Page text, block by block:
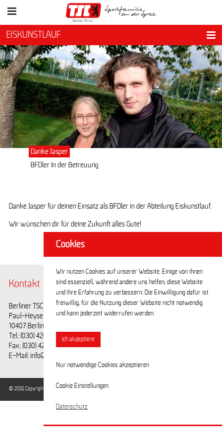
EISKUNSTLAUF
Danke Jasper
BFDler in der Betreuung
Danke Jasper für deinen Einsatz als BFDler in der Abteilung Eiskunstlauf.
Wir wünschen dir für deine Zukunft alles Gute!
Kontakt
Berliner TSC e.V.
Paul-Heyse-Straße 25
10407 Berlin
Tel.: (030) 42028593
Fax.: (030) 42028594
E-Mail: info@berlinertsc.de
@BerlinerTSC
Facebook
Youtube
© 2026 Copyright Berliner Turn- und Sportclub e.V. / Alle Rechte vorbehalten.
Cookies
Wir nutzen Cookies auf unserer Website. Einige von ihnen
sind essenziell, während andere uns helfen, diese Website
und Ihre Erfahrung zu verbessern. Die Einwilligung dafür ist
freiwillig, für die Nutzung dieser Website nicht notwendig
und kann jederzeit widerrufen werden.
Ich akzeptiere
Nur notwendige Cookies akzeptieren
Cookie Einstellungen
Datenschutz